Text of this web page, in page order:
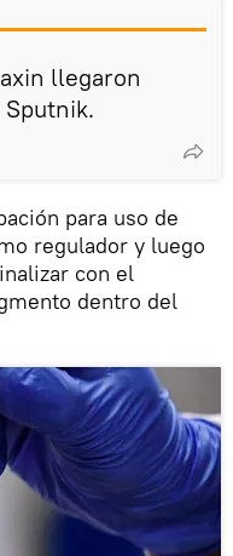
llegaron
para uso de
regulador y luego
con el
dentro del